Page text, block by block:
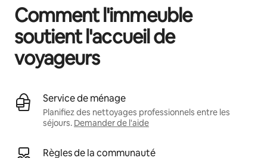
Comment l'immeuble
soutient l'accueil de
voyageurs
Service de ménage
Planifiez des nettoyages professionnels entre les
séjours. Demander de l'aide
Règles de la communauté